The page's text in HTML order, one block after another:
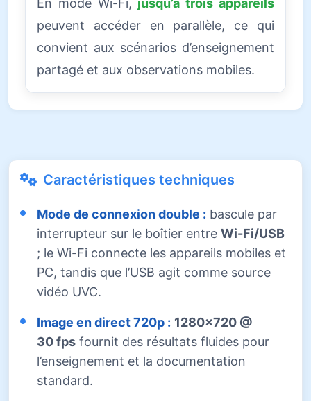
En mode Wi-Fi, jusqu’à trois appareils
peuvent accéder en parallèle, ce qui
convient aux scénarios d’enseignement
partagé et aux observations mobiles.
Caractéristiques techniques
Mode de connexion double : bascule par
interrupteur sur le boîtier entre Wi-Fi/USB
; le Wi-Fi connecte les appareils mobiles et
PC, tandis que l’USB agit comme source
vidéo UVC.
Image en direct 720p : 1280×720 @
30 fps fournit des résultats fluides pour
l’enseignement et la documentation
standard.